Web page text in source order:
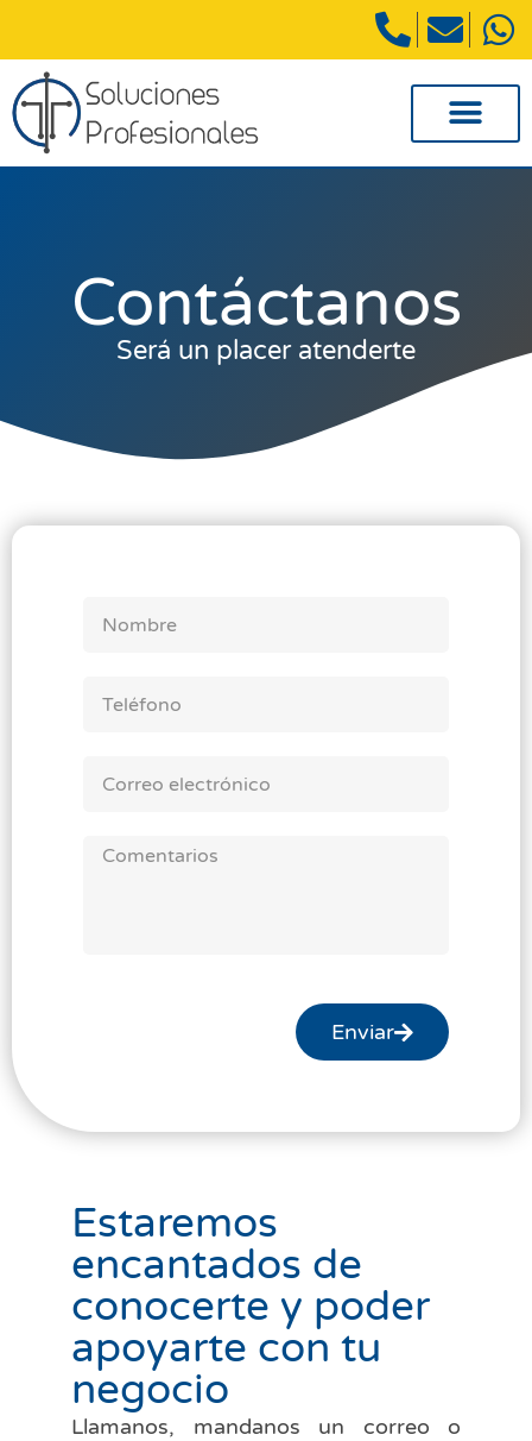
Contáctanos
Será un placer atenderte​
Enviar
Estaremos
encantados de
conocerte y poder
apoyarte con tu
negocio​
Llamanos, mandanos un correo o